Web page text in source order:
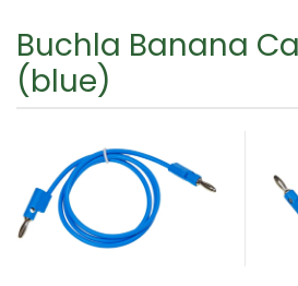
Buchla Banana
(blue)